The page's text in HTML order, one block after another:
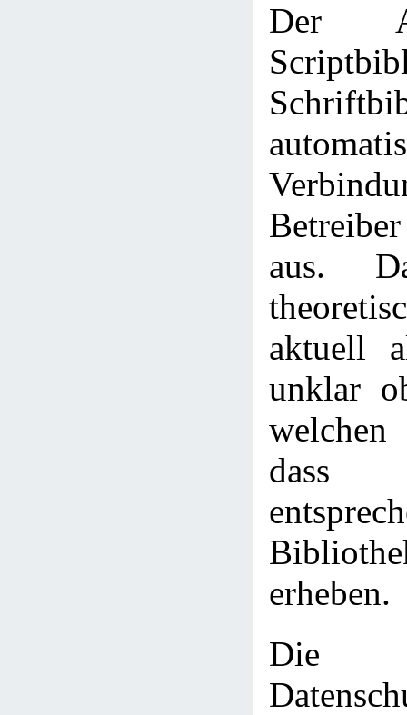
Der
aus.
aktuell
unklar
dass
erheben.
Die